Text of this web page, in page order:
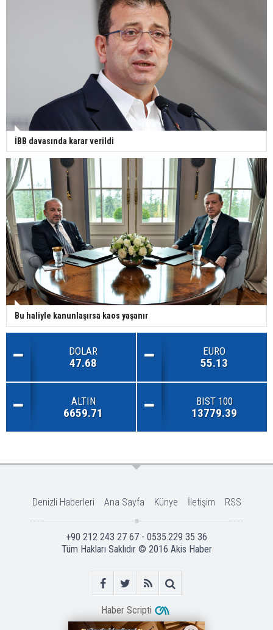
İBB davasında karar verildi
Bu haliyle kanunlaşırsa kaos yaşanır
DOLAR
47.68
EURO
55.13
ALTIN
6659.71
BIST 100
13779.39
Denizli Haberleri Ana Sayfa Künye İletişim RSS
+90 212 243 27 67 - 0535.229 35 36
Tüm Hakları Saklıdır © 2016 Akis Haber
Haber Scripti